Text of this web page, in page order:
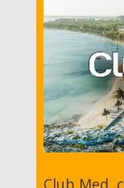
Club Med,